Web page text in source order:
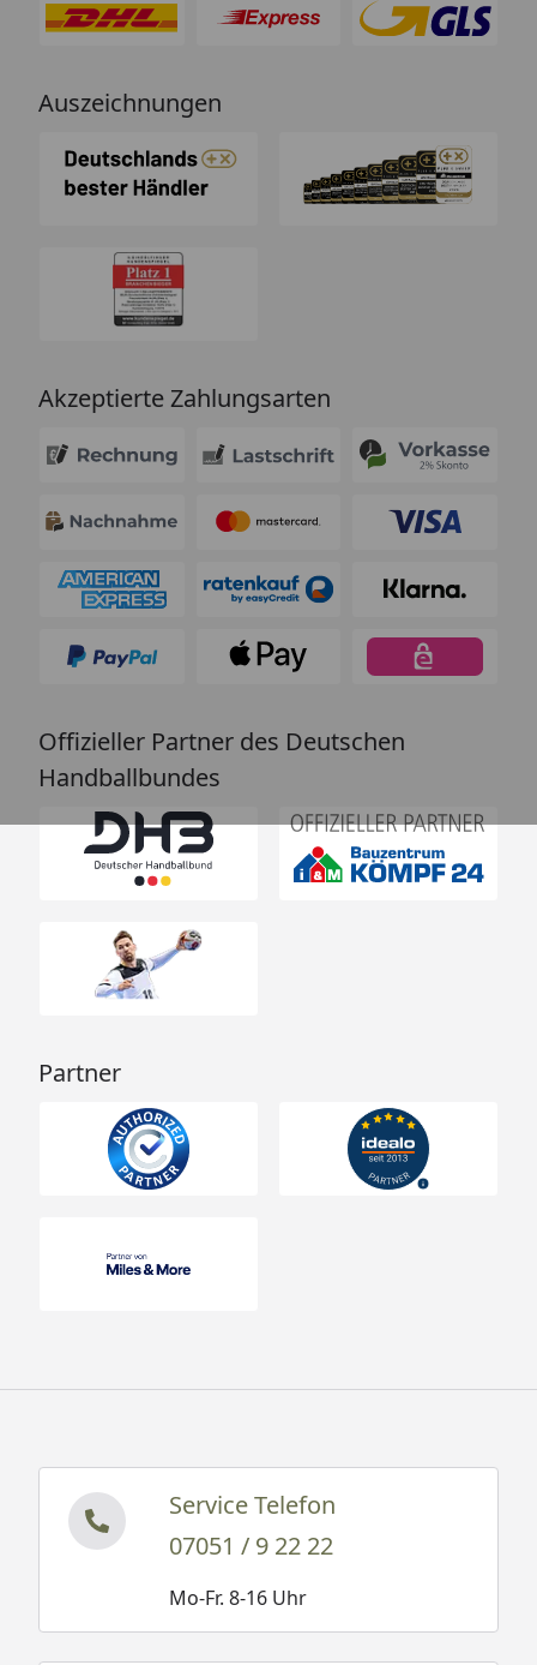
Auszeichnungen
Akzeptierte Zahlungsarten
Offizieller Partner des Deutschen
Handballbundes
Partner
Service Telefon
07051 / 9 22 22
Mo-Fr. 8-16 Uhr